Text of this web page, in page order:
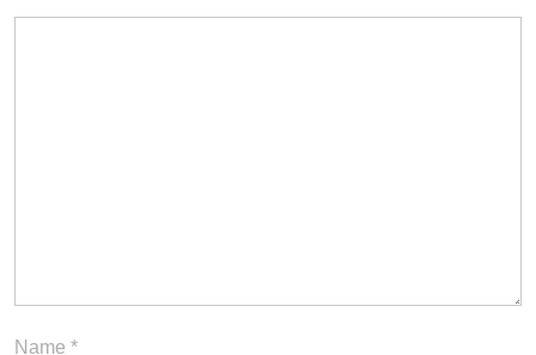
Name *